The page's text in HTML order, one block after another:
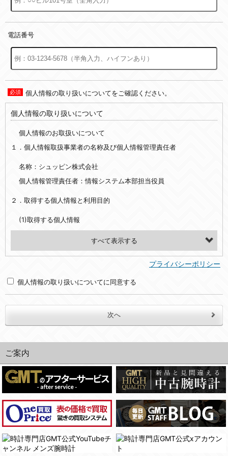
電話番号
個人情報の取り扱いについてをご確認ください。
個人情報の取り扱いについて
個人情報のお取扱いについて
１．個人情報取扱事業者の名称及び個人情報管理責任者
名称：シュッピン株式会社
個人情報管理責任者：情報システム本部担当役員
２．取得する個人情報と利用目的
(1)取得する個人情報
(2)利用目的
・お問合せへの対応のため
(2)法令等により開示を求められた場合。
(3)ご本人または公衆の生命、身体又は財産の保護のために必要がある場合であって、本人の同意を得ることが困難であるとき。
(4)国の機関若しくは地方公共団体又はその委託を受けた者が法令の定める事務を遂行することに対して協力する必要がある場合であって、本人の同意を得ることにより当該事務の遂行に支障を及ぼすおそれがあるとき。
(5)業務を円滑に進めるために、外部業者に個人データの一部又は全部の処理を委託する場合（ただし、委託する場合は委託した個人データの安全管理が図られるように、委託先に対する必要かつ適切な監督を行ないます）。
４．ご提供の任意性
５．ご本人が容易に知覚できない方法による個人情報の取得
プライバシーポリシー
個人情報の取り扱いについてに同意する
ご案内